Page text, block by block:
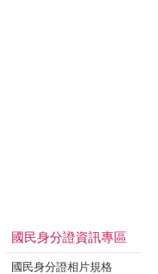
國民身分證資訊專區
國民身分證相片規格